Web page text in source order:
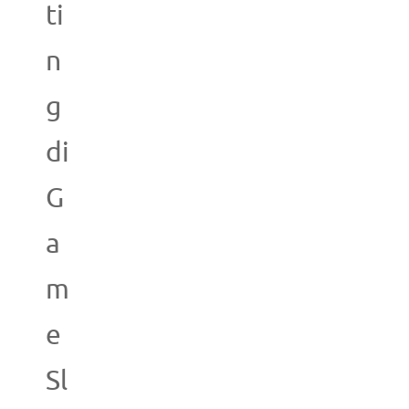
ti
n
g
di
G
a
m
e
Sl